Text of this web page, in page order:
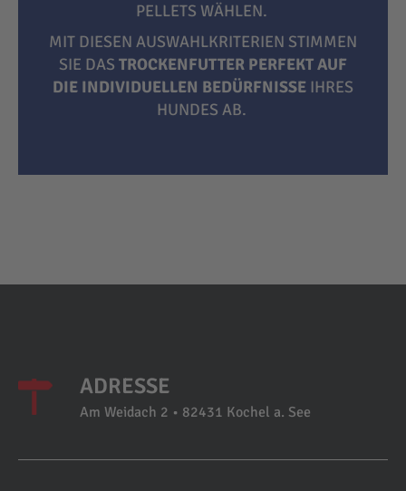
ELLETS WÄHLEN.
MIT DIESEN AUSWAHLKRITERIEN STIMMEN
SIE DAS TROCKENFUTTER PERFEKT AUF
DIE INDIVIDUELLEN BEDÜRFNISSE IHRES
HUNDES AB.
ADRESSE
Am Weidach 2 • 82431 Kochel a. See